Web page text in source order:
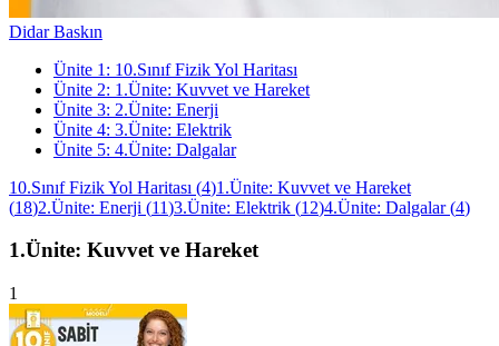
Didar Baskın
Ünite 1 : 10.Sınıf Fizik Yol Haritası
Ünite 2: 1.Ünite: Kuvvet ve Hareket
Ünite 3: 2.Ünite: Enerji
Ünite 4: 3.Ünite: Elektrik
Ünite 5: 4.Ünite: Dalgalar
10.Sınıf Fizik Yol Haritası (4)1.Ünite: Kuvvet ve Hareket
(18)2.Ünite: Enerji (11)3.Ünite: Elektrik (12)4.Ünite: Dalgalar(4)
1.Ünite: Kuvvet ve Hareket
1